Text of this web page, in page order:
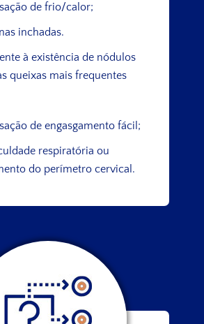
de frio/calor;
inchadas.
à existência de nódulos
queixas mais frequentes
de engasgamento fácil;
respiratória ou
do perímetro cervical.